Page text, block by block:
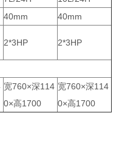
40mm
40mm
2*3HP 2*3HP
宽760×深114
0×高1700
宽760×深114
0×高1700